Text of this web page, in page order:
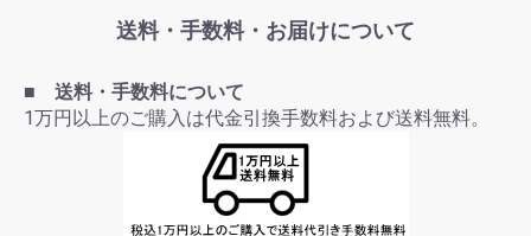
送料・手数料・お届けについて
■ 送料・手数料について
1万円以上のご購入は代金引換手数料および送料無料。